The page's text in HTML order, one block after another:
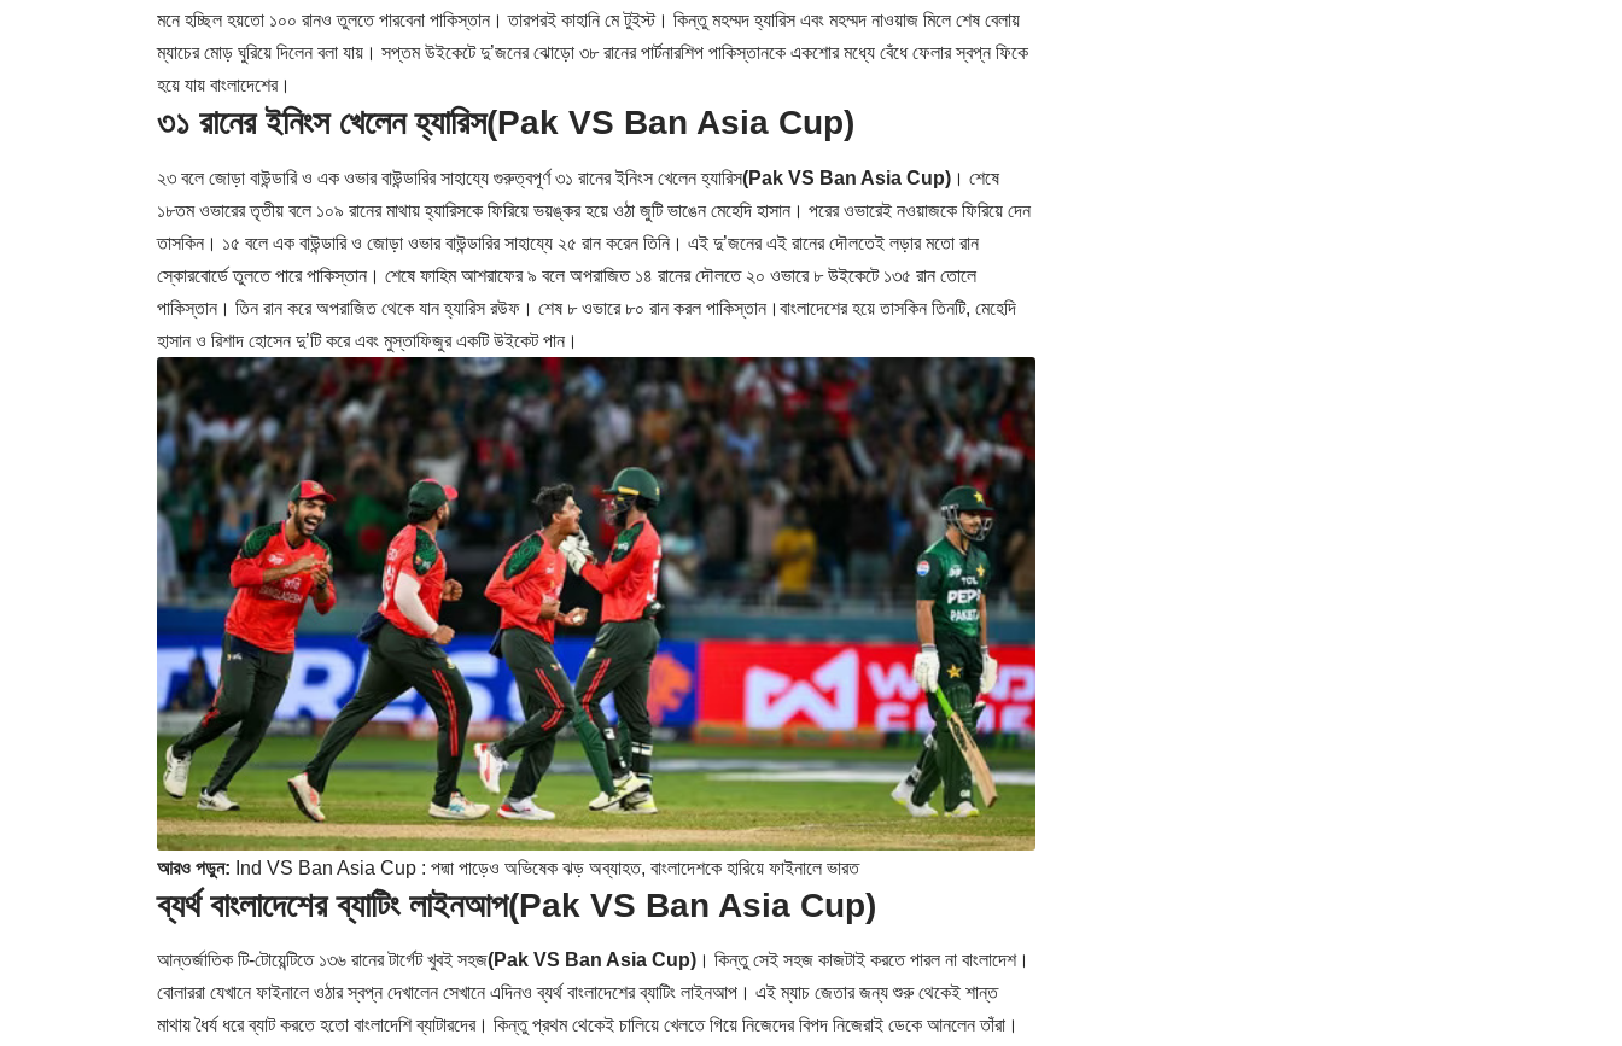
মনে হচ্ছিল হয়তো ১০০ রানও তুলতে পারবেনা পাকিস্তান। তারপরই কাহানি মে টুইস্ট। কিন্তু মহম্মদ হ্যারিস এবং মহম্মদ নাওয়াজ মিলে শেষ বেলায়
ম্যাচের মোড় ঘুরিয়ে দিলেন বলা যায়। সপ্তম উইকেটে দু’জনের ঝোড়ো ৩৮ রানের পার্টনারশিপ পাকিস্তানকে একশোর মধ্যে বেঁধে ফেলার স্বপ্ন ফিকে
হয়ে যায় বাংলাদেশের।
৩১ রানের ইনিংস খেলেন হ্যারিস(Pak VS Ban Asia Cup)
২৩ বলে জোড়া বাউন্ডারি ও এক ওভার বাউন্ডারির সাহায্যে গুরুত্বপূর্ণ ৩১ রানের ইনিংস খেলেন হ্যারিস(Pak VS Ban Asia Cup) । শেষে
১৮তম ওভারের তৃতীয় বলে ১০৯ রানের মাথায় হ্যারিসকে ফিরিয়ে ভয়ঙ্কর হয়ে ওঠা জুটি ভাঙেন মেহেদি হাসান। পরের ওভারেই নওয়াজকে ফিরিয়ে দেন
তাসকিন। ১৫ বলে এক বাউন্ডারি ও জোড়া ওভার বাউন্ডারির সাহায্যে ২৫ রান করেন তিনি। এই দু’জনের এই রানের দৌলতেই লড়ার মতো রান
স্কোরবোর্ডে তুলতে পারে পাকিস্তান। শেষে ফাহিম আশরাফের ৯ বলে অপরাজিত ১৪ রানের দৌলতে ২০ ওভারে ৮ উইকেটে ১৩৫ রান তোলে
পাকিস্তান। তিন রান করে অপরাজিত থেকে যান হ্যারিস রউফ। শেষ ৮ ওভারে ৮০ রান করল পাকিস্তান।বাংলাদেশের হয়ে তাসকিন তিনটি, মেহেদি
হাসান ও রিশাদ হোসেন দু’টি করে এবং মুস্তাফিজুর একটি উইকেট পান।
আরও পড়ুন: Ind VS Ban Asia Cup : পদ্মা পাড়েও অভিষেক ঝড় অব্যাহত, বাংলাদেশকে হারিয়ে ফাইনালে ভারত
ব্যর্থ বাংলাদেশের ব্যাটিং লাইনআপ(Pak VS Ban Asia Cup)
আন্তর্জাতিক টি-টোয়েন্টিতে ১৩৬ রানের টার্গেট খুবই সহজ(Pak VS Ban Asia Cup) । কিন্তু সেই সহজ কাজটাই করতে পারল না বাংলাদেশ।
বোলাররা যেখানে ফাইনালে ওঠার স্বপ্ন দেখালেন সেখানে এদিনও ব্যর্থ বাংলাদেশের ব্যাটিং লাইনআপ। এই ম্যাচ জেতার জন্য শুরু থেকেই শান্ত
মাথায় ধৈর্য ধরে ব্যাট করতে হতো বাংলাদেশি ব্যাটারদের। কিন্তু প্রথম থেকেই চালিয়ে খেলতে গিয়ে নিজেদের বিপদ নিজেরাই ডেকে আনলেন তাঁরা।